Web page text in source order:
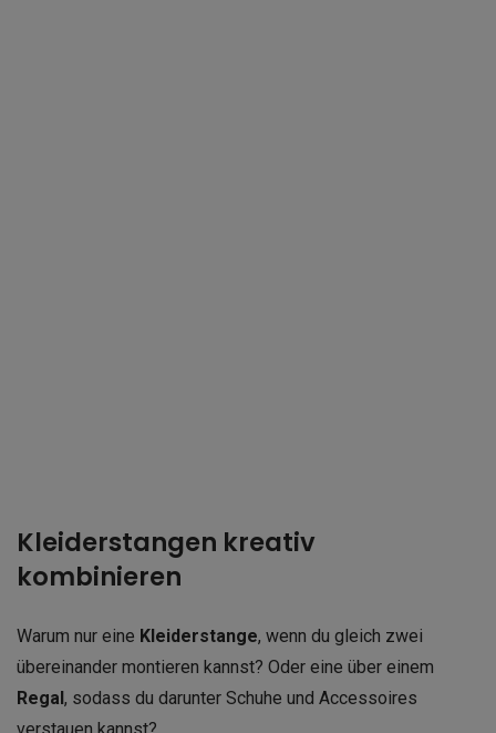
Kleiderstangen kreativ
kombinieren
Warum nur eine Kleiderstange, wenn du gleich zwei
übereinander montieren kannst? Oder eine über einem
Regal, sodass du darunter Schuhe und Accessoires
verstauen kannst?